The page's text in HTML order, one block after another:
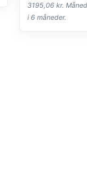
3195,06 kr.
i 6 måneder.